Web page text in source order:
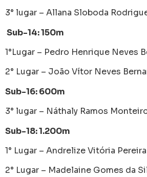
3° lugar – Allana Sloboda
Sub-14: 150m
1°Lugar – Pedro Henrique Neves
2° Lugar – João Vítor Neves
Sub-16: 600m
3° lugar – Náthaly Ramos
Sub-18: 1.200m
1° Lugar – Andrelize Vitória
2° Lugar – Madelaine Gomes da